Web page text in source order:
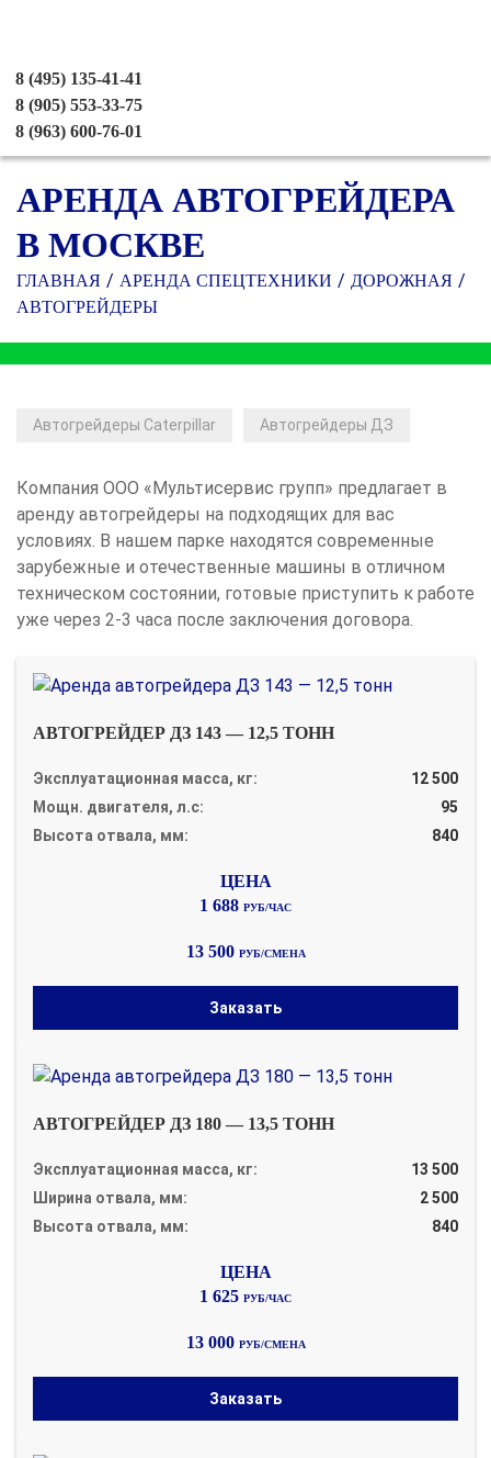
8 (495) 135-41-41
8 (905) 553-33-75
8 (963) 600-76-01
АРЕНДА АВТОГРЕЙДЕРА
В МОСКВЕ
ГЛАВНАЯ АРЕНДА СПЕЦТЕХНИКИ
ДОРОЖНАЯ
АВТОГРЕЙДЕРЫ
Автогрейдеры Caterpillar Автогрейдеры ДЗ
Компания ООО «Мультисервис групп» предлагает в
аренду автогрейдеры на подходящих для вас
условиях. В нашем парке находятся современные
зарубежные и отечественные машины в отличном
техническом состоянии, готовые приступить к работе
уже через 2-3 часа после заключения договора.
АВТОГРЕЙДЕР ДЗ 143 — 12,5 ТОНН
Эксплуатационная масса, кг:
12 500
Мощн. двигателя, л.с:
95
Высота отвала, мм:
840
1 688 РУБ/ЧАС
13 500 РУБ/СМЕНА
Заказать
АВТОГРЕЙДЕР ДЗ 180 — 13,5 ТОНН
Эксплуатационная масса, кг:
13 500
Ширина отвала, мм:
2 500
Высота отвала, мм:
840
1 625 РУБ/ЧАС
13 000 РУБ/СМЕНА
Заказать